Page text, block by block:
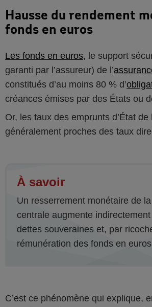
Hausse du rendement
fonds en euros
Les fonds en euros, le support
garanti par l’assureur) de l’
constitués d’au moins 80 % d’
créances émises par des États ou
Or, les taux des emprunts d’État
généralement proches des taux
À savoir
Un resserrement monétaire de
centrale augmente
dettes souveraines et, par
rémunération des fonds en
C’est ce phénomène qui explique,